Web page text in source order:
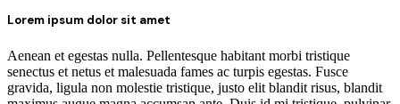
Lorem ipsum dolor sit amet
Aenean et egestas nulla. Pellentesque habitant morbi tristique
senectus et netus et malesuada fames ac turpis egestas. Fusce
gravida, ligula non molestie tristique, justo elit blandit risus, blandit